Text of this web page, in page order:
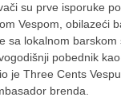
su prve isporuke
Vespom, obilazeći
sa lokalnom barskom
pobednik
je Three Cents
brenda.